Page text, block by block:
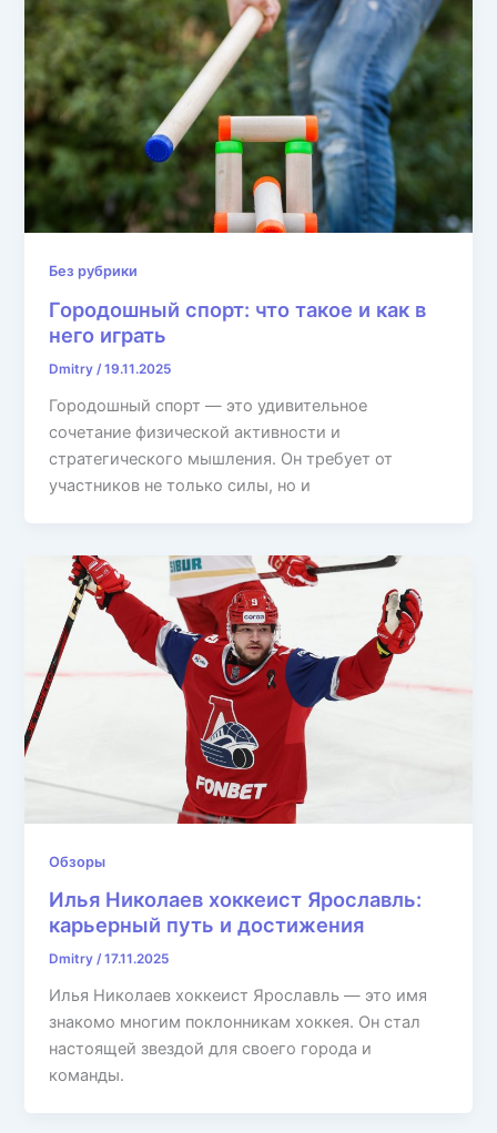
Без рубрики
Городошный спорт: что такое и как в
него играть
Dmitry/19.11.2025
Городошный спорт — это удивительное
сочетание физической активности и
стратегического мышления. Он требует от
участников не только силы, но и
Обзоры
Илья Николаев хоккеист Ярославль:
карьерный путь и достижения
Dmitry/17.11.2025
Илья Николаев хоккеист Ярославль — это имя
знакомо многим поклонникам хоккея. Он стал
настоящей звездой для своего города и
команды.